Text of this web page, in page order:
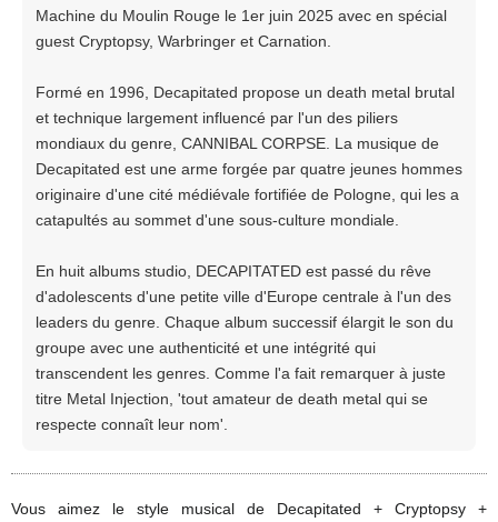
Machine du Moulin Rouge le 1er juin 2025 avec en spécial
guest Cryptopsy, Warbringer et Carnation.
Formé en 1996, Decapitated propose un death metal brutal
et technique largement influencé par l'un des piliers
mondiaux du genre, CANNIBAL CORPSE. La musique de
Decapitated est une arme forgée par quatre jeunes hommes
originaire d'une cité médiévale fortifiée de Pologne, qui les a
catapultés au sommet d'une sous-culture mondiale.
En huit albums studio, DECAPITATED est passé du rêve
d'adolescents d'une petite ville d'Europe centrale à l'un des
leaders du genre. Chaque album successif élargit le son du
groupe avec une authenticité et une intégrité qui
transcendent les genres. Comme l'a fait remarquer à juste
titre Metal Injection, 'tout amateur de death metal qui se
respecte connaît leur nom'.
Vous aimez le style musical de Decapitated + Cryptopsy +